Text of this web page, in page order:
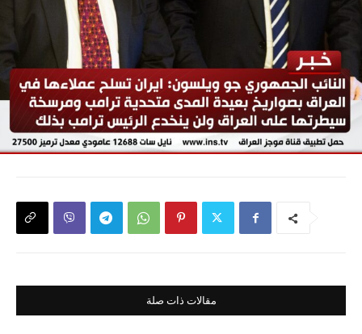
مقالات ذات صلة